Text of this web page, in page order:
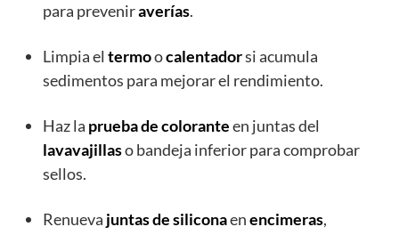
para preveniraverías.
Limpia el termoocalentadorsi acumula
sedimentos para mejorar el rendimiento.
Haz la prueba de coloranteen juntas del
lavavajillaso bandeja inferior para comprobar
sellos.
Renueva juntas de siliconaenencimeras,